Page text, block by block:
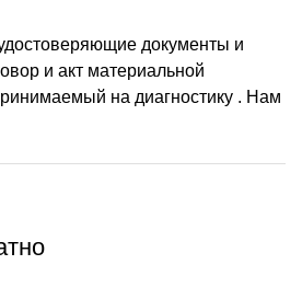
документы и
и акт материальной
на диагностику . Нам